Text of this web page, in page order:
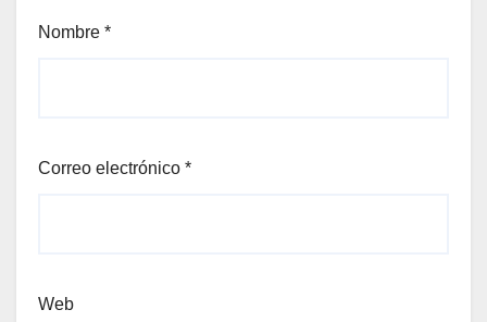
Nombre *
Correo electrónico *
Web